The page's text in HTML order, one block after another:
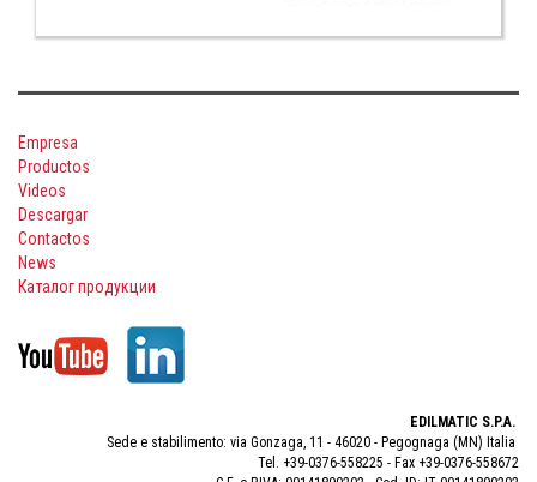
Empresa
Productos
Videos
Descargar
Contactos
News
Каталог продукции
EDILMATIC S.P.A.
Sede e stabilimento: via Gonzaga, 11 - 46020 - Pegognaga (MN) Italia
Tel. +39-0376-558225 - Fax +39-0376-558672